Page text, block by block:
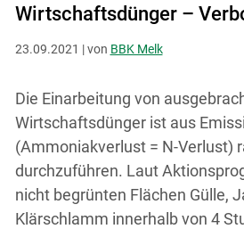
Wirtschaftsdünger –
23.09.2021 | von BBK Melk
Die Einarbeitung von
Wirtschaftsdünger ist aus
(Ammoniakverlust = N-Verlust)
durchzuführen. Laut
nicht begrünten Flächen Gülle,
Klärschlamm innerhalb von 4